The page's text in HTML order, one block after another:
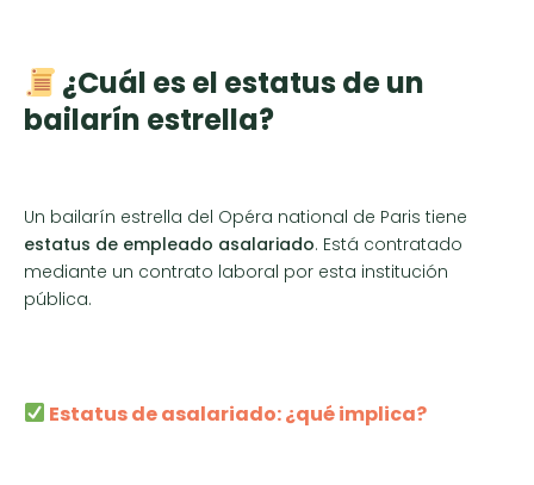
¿Cuál es el estatus de un
bailarín estrella?
Un bailarín estrella del Opéra national de Paris tiene
estatus de empleado asalariado. Está contratado
mediante un contrato laboral por esta institución
pública.
Estatus de asalariado: ¿qué implica?